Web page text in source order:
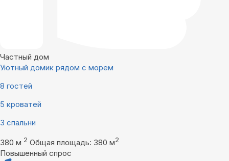
Частный дом
Уютный домик рядом с морем
8 гостей
5 кроватей
3 спальни
380 м 2 Общая площадь: 380 м2
Повышенный спрос